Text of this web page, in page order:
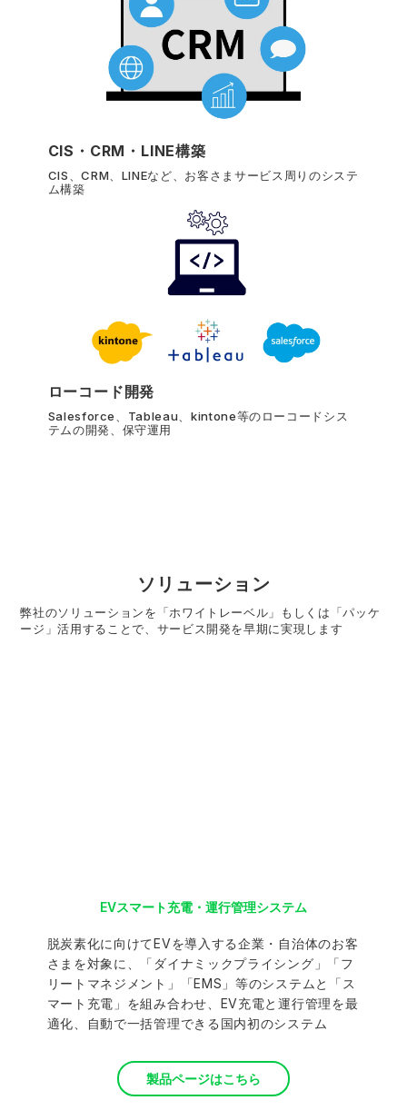
CIS・CRM・LINE構築
CIS、CRM、LINEなど、お客さまサービス周りのシステ
ム構築
ローコード開発
Salesforce、Tableau、kintone等のローコードシス
テムの開発、保守運用
ソリューション
弊社のソリューションを「ホワイトレーベル」もしくは「パッケ
ージ」活用することで、サービス開発を早期に実現します
EVスマート充電・運行管理システム
脱炭素化に向けてEVを導入する企業・自治体のお客
さまを対象に、「ダイナミックプライシング」「フ
リートマネジメント」「EMS」等のシステムと「ス
マート充電」を組み合わせ、EV充電と運行管理を最
適化、自動で一括管理できる国内初のシステム
製品ページはこちら